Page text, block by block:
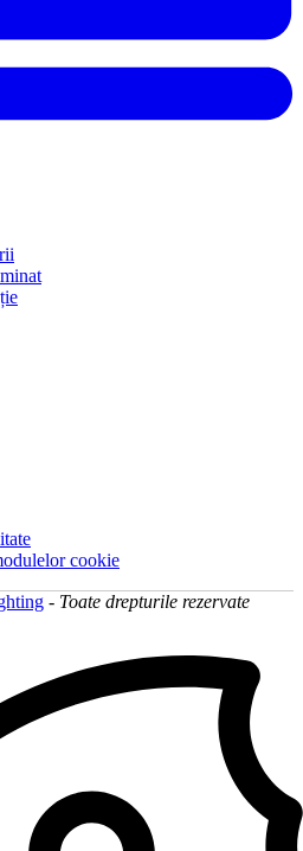
cookie
- Toate drepturile rezervate